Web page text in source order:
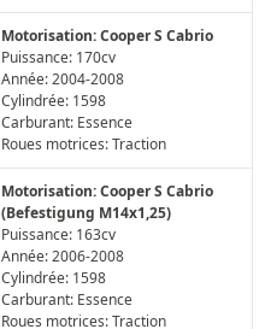
Motorisation: Cooper S Cabrio
Puissance: 170cv
Année: 2004-2008
Cylindrée: 1598
Carburant: Essence
Roues motrices: Traction
Motorisation: Cooper S Cabrio
(Befestigung M14x1,25)
Puissance: 163cv
Année: 2006-2008
Cylindrée: 1598
Carburant: Essence
Roues motrices: Traction